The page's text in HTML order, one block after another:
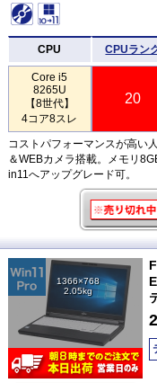
CPU CPUラン
Core i5
8265U
【8世代】
4コア8スレ
20
コストパフォーマンスが高い
＆WEBカメラ搭載。メモリ
in11へアップグレード可。
1366×768
2.05kg